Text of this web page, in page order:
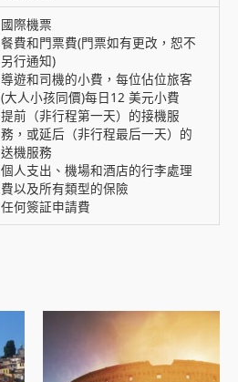
國際機票
餐費和門票費(門票如有更改，恕不
另行通知)
導遊和司機的小費，每位佔位旅客
(大人小孩同價)每日12 美元小費
提前（非行程第一天）的接機服
務，或延后（非行程最后一天）的
送機服務
個人支出、機場和酒店的行李處理
費以及所有類型的保險
任何簽証申請費